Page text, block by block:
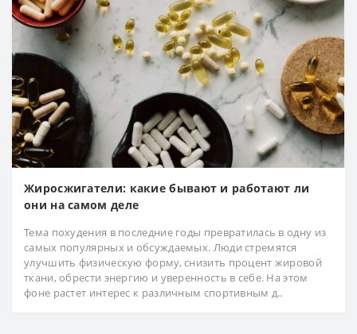
Жиросжигатели: какие бывают и работают ли
они на самом деле
Тема похудения в последние годы превратилась в одну из
самых популярных и обсуждаемых. Люди стремятся
улучшить физическую форму, снизить процент жировой
ткани, обрести энергию и уверенность в себе. На этом
фоне растет интерес к различным спортивным д..